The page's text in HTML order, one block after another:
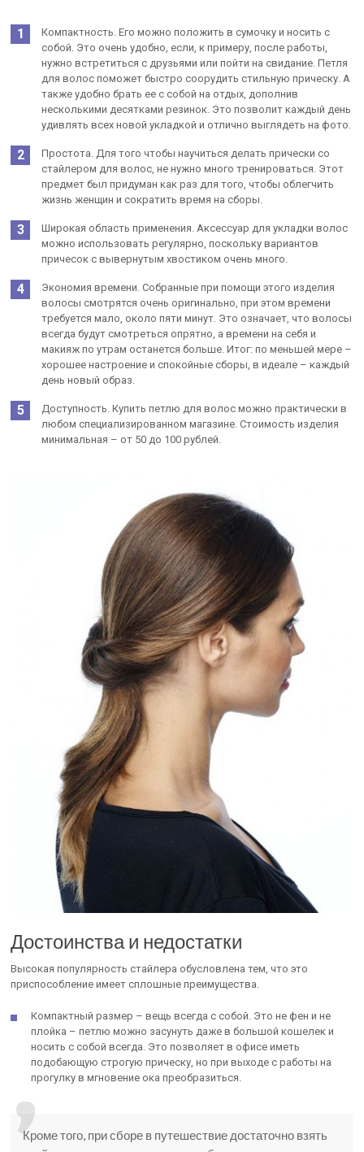
Компактность. Его можно положить в сумочку и носить с
собой. Это очень удобно, если, к примеру, после работы,
нужно встретиться с друзьями или пойти на свидание. Петля
для волос поможет быстро соорудить стильную прическу. А
также удобно брать ее с собой на отдых, дополнив
несколькими десятками резинок. Это позволит каждый день
удивлять всех новой укладкой и отлично выглядеть на фото.
Простота. Для того чтобы научиться делать прически со
стайлером для волос, не нужно много тренироваться. Этот
предмет был придуман как раз для того, чтобы облегчить
жизнь женщин и сократить время на сборы.
Широкая область применения. Аксессуар для укладки волос
можно использовать регулярно, поскольку вариантов
причесок с вывернутым хвостиком очень много.
Экономия времени. Собранные при помощи этого изделия
волосы смотрятся очень оригинально, при этом времени
требуется мало, около пяти минут. Это означает, что волосы
всегда будут смотреться опрятно, а времени на себя и
макияж по утрам останется больше. Итог: по меньшей мере –
хорошее настроение и спокойные сборы, в идеале – каждый
день новый образ.
Доступность. Купить петлю для волос можно практически в
любом специализированном магазине. Стоимость изделия
минимальная – от 50 до 100 рублей.
Достоинства и недостатки
Высокая популярность стайлера обусловлена тем, что это
приспособление имеет сплошные преимущества.
Компактный размер – вещь всегда с собой. Это не фен и не
плойка – петлю можно засунуть даже в большой кошелек и
носить с собой всегда. Это позволяет в офисе иметь
подобающую строгую прическу, но при выходе с работы на
прогулку в мгновение ока преобразиться.
Кроме того, при сборе в путешествие достаточно взять